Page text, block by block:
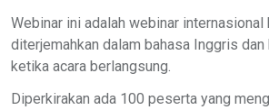
Webinar ini adalah webinar internasional
diterjemahkan dalam bahasa Inggris dan
ketika acara berlangsung.
Diperkirakan ada 100 peserta yang